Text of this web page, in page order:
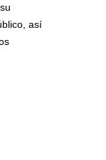
así